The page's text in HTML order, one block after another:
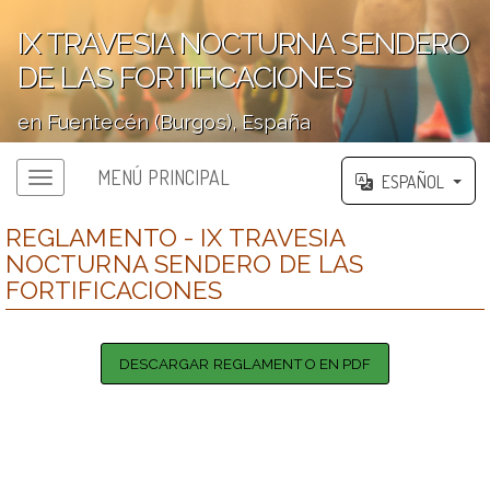
IX TRAVESIA NOCTURNA SENDERO
DE LAS FORTIFICACIONES
en Fuentecén (Burgos), España
MENÚ PRINCIPAL ESPAÑOL
REGLAMENTO - IX TRAVESIA
NOCTURNA SENDERO DE LAS
FORTIFICACIONES
DESCARGAR REGLAMENTO EN PDF